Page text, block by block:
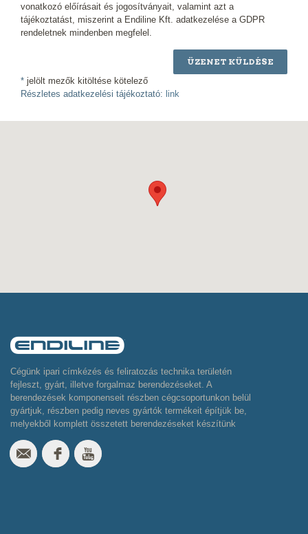
vonatkozó előírásait és jogosítványait, valamint azt a
tájékoztatást, miszerint a Endiline Kft. adatkezelése a GDPR
rendeletnek mindenben megfelel.
ÜZENET KÜLDÉSE
* jelölt mezők kitöltése kötelező
Részletes adatkezelési tájékoztató: link
Cégünk ipari címkézés és feliratozás technika területén
fejleszt, gyárt, illetve forgalmaz berendezéseket. A
berendezések komponenseit részben cégcsoportunkon belül
gyártjuk, részben pedig neves gyártók termékeit építjük be,
melyekből komplett összetett berendezéseket készítünk